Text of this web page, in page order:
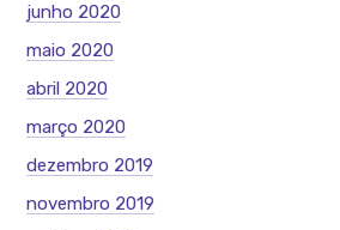
junho 2020
maio 2020
abril 2020
março 2020
dezembro 2019
novembro 2019